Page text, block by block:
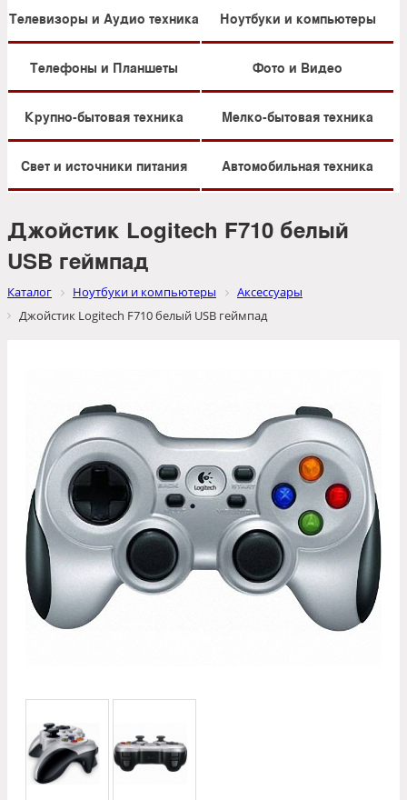
Телевизоры и Аудио техника Ноутбуки и компьютеры
Телефоны и Планшеты Фото и Видео
Крупно-бытовая техника Мелко-бытовая техника
Свет и источники питания Автомобильная техника
Джойстик Logitech F710 белый
USB геймпад
Каталог Ноутбуки и компьютеры
Аксессуары
Джойстик Logitech F710 белый USB геймпад